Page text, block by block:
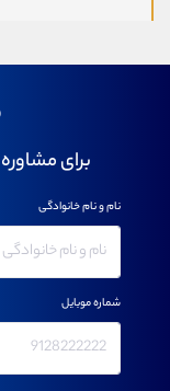
برای
نام و نام خانوادگی
شماره موبایل